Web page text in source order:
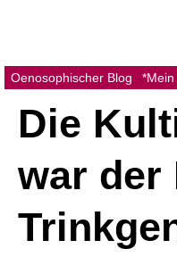
Oenosophischer Blog
Die
war der